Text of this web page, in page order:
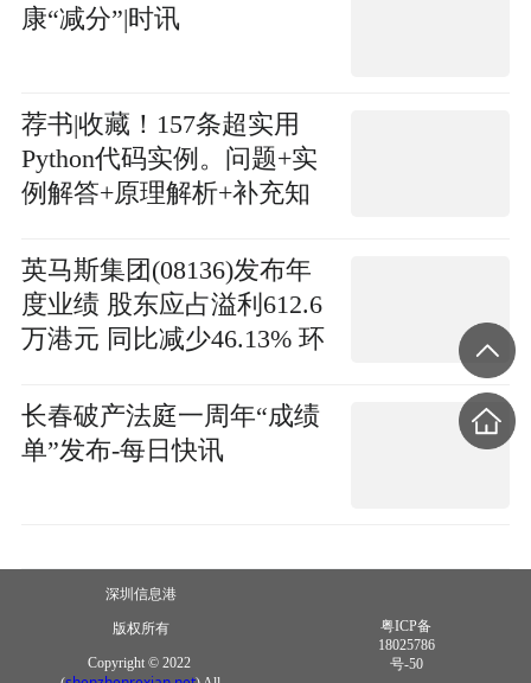
康“减分”|时讯
荐书|收藏！157条超实用
Python代码实例。问题+实
例解答+原理解析+补充知
英马斯集团(08136)发布年
度业绩 股东应占溢利612.6
万港元 同比减少46.13% 环
长春破产法庭一周年“成绩
单”发布-每日快讯
深圳信息港
版权所有
Copyright © 2022
粤ICP备
18025786
号-50